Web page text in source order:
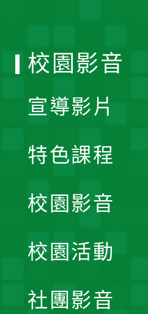
校園影音
宣導影片
特色課程
校園影音
校園活動
社團影音